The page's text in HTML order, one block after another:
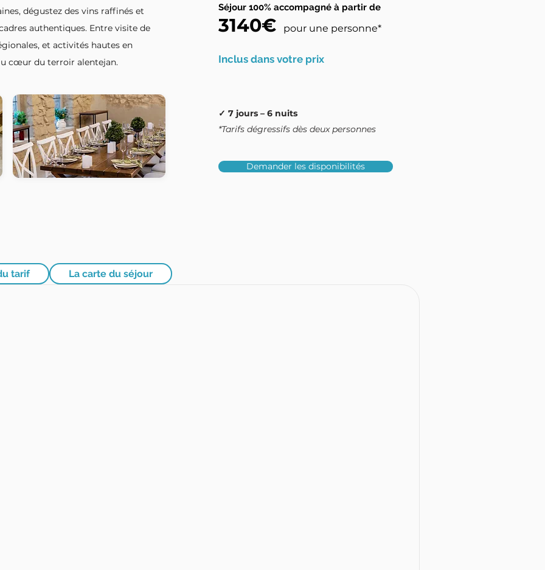
dégustez des vins raffinés et
authentiques. Entre visite de
et activités hautes en
cœur du terroir alentejan.
Séjour 100% accompagné à partir de
3140€ pour une personne*
Inclus dans votre prix
✓ 7 jours – 6 nuits
*Tarifs dégressifs dès deux personnes
Demander les disponibilités
tarif La carte du séjour